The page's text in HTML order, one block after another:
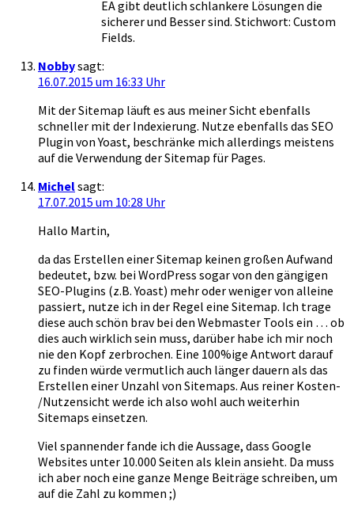
EA gibt deutlich schlankere Lösungen die
sicherer und Besser sind. Stichwort: Custom
Fields.
Nobbysagt:
16.07.2015 um 16:33 Uhr
Mit der Sitemap läuft es aus meiner Sicht ebenfalls
schneller mit der Indexierung. Nutze ebenfalls das SEO
Plugin von Yoast, beschränke mich allerdings meistens
auf die Verwendung der Sitemap für Pages.
Michelsagt:
17.07.2015 um 10:28 Uhr
Hallo Martin,
da das Erstellen einer Sitemap keinen großen Aufwand
bedeutet, bzw. bei WordPress sogar von den gängigen
SEO-Plugins (z.B. Yoast) mehr oder weniger von alleine
passiert, nutze ich in der Regel eine Sitemap. Ich trage
diese auch schön brav bei den Webmaster Tools ein … ob
dies auch wirklich sein muss, darüber habe ich mir noch
nie den Kopf zerbrochen. Eine 100%ige Antwort darauf
zu finden würde vermutlich auch länger dauern als das
Erstellen einer Unzahl von Sitemaps. Aus reiner Kosten-
/Nutzensicht werde ich also wohl auch weiterhin
Sitemaps einsetzen.
Viel spannender fande ich die Aussage, dass Google
Websites unter 10.000 Seiten als klein ansieht. Da muss
ich aber noch eine ganze Menge Beiträge schreiben, um
auf die Zahl zu kommen ;)